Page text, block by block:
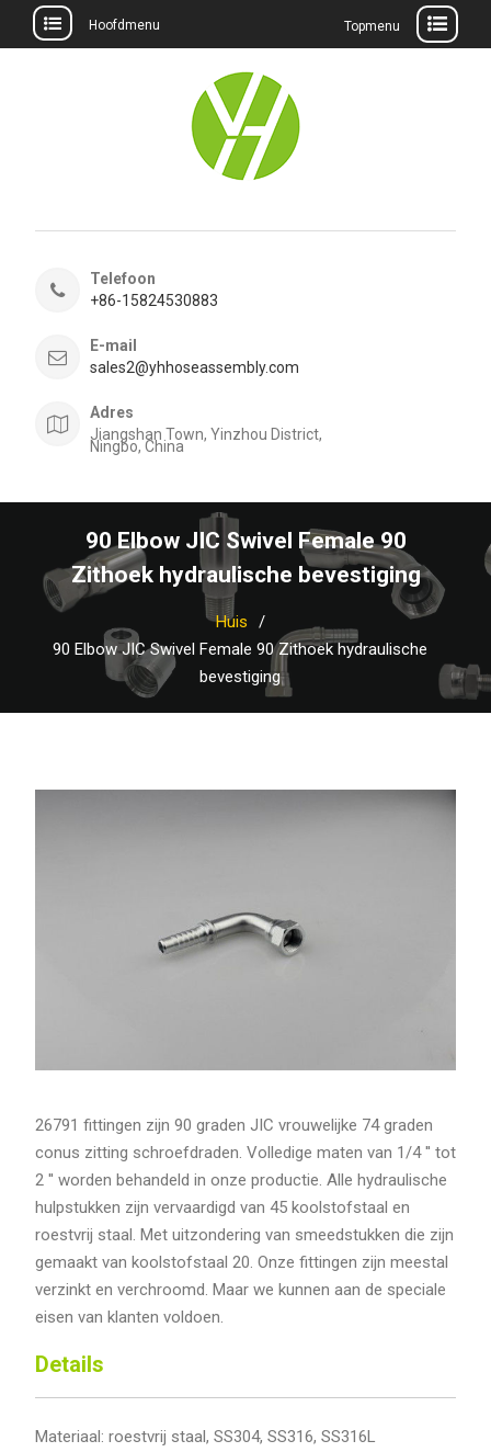
Hoofdmenu Topmenu
Telefoon
+86-15824530883
E-mail
sales2@yhhoseassembly.com
Adres
Jiangshan Town, Yinzhou District,
Ningbo, China
90 Elbow JIC Swivel Female 90
Zithoek hydraulische bevestiging
Huis
90 Elbow JIC Swivel Female 90 Zithoek hydraulische
bevestiging
26791 fittingen zijn 90 graden JIC vrouwelijke 74 graden
conus zitting schroefdraden. Volledige maten van 1/4 '' tot
2 '' worden behandeld in onze productie. Alle hydraulische
hulpstukken zijn vervaardigd van 45 koolstofstaal en
roestvrij staal. Met uitzondering van smeedstukken die zijn
gemaakt van koolstofstaal 20. Onze fittingen zijn meestal
verzinkt en verchroomd. Maar we kunnen aan de speciale
eisen van klanten voldoen.
Details
Materiaal: roestvrij staal, SS304, SS316, SS316L